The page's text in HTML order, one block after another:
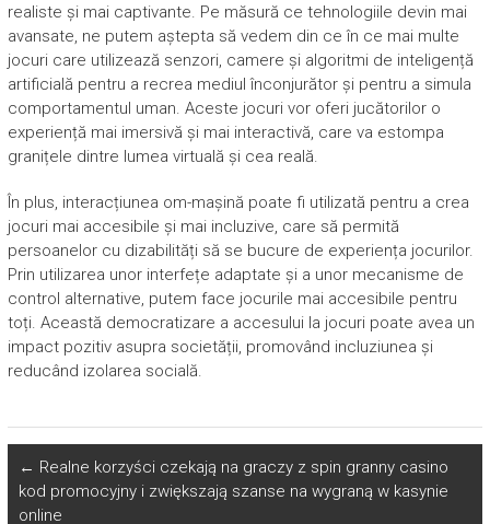
realiste și mai captivante. Pe măsură ce tehnologiile devin mai
avansate, ne putem aștepta să vedem din ce în ce mai multe
jocuri care utilizează senzori, camere și algoritmi de inteligență
artificială pentru a recrea mediul înconjurător și pentru a simula
comportamentul uman. Aceste jocuri vor oferi jucătorilor o
experiență mai imersivă și mai interactivă, care va estompa
granițele dintre lumea virtuală și cea reală.
În plus, interacțiunea om-mașină poate fi utilizată pentru a crea
jocuri mai accesibile și mai incluzive, care să permită
persoanelor cu dizabilități să se bucure de experiența jocurilor.
Prin utilizarea unor interfețe adaptate și a unor mecanisme de
control alternative, putem face jocurile mai accesibile pentru
toți. Această democratizare a accesului la jocuri poate avea un
impact pozitiv asupra societății, promovând incluziunea și
reducând izolarea socială.
← Realne korzyści czekają na graczy z spin granny casino
kod promocyjny i zwiększają szanse na wygraną w kasynie
online